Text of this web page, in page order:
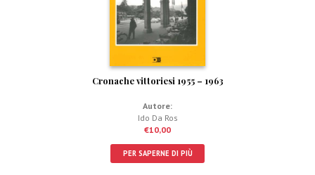
Cronache vittoriesi 1955 – 1963
Autore:
Ido Da Ros
€10,00
PER SAPERNE DI PIÙ